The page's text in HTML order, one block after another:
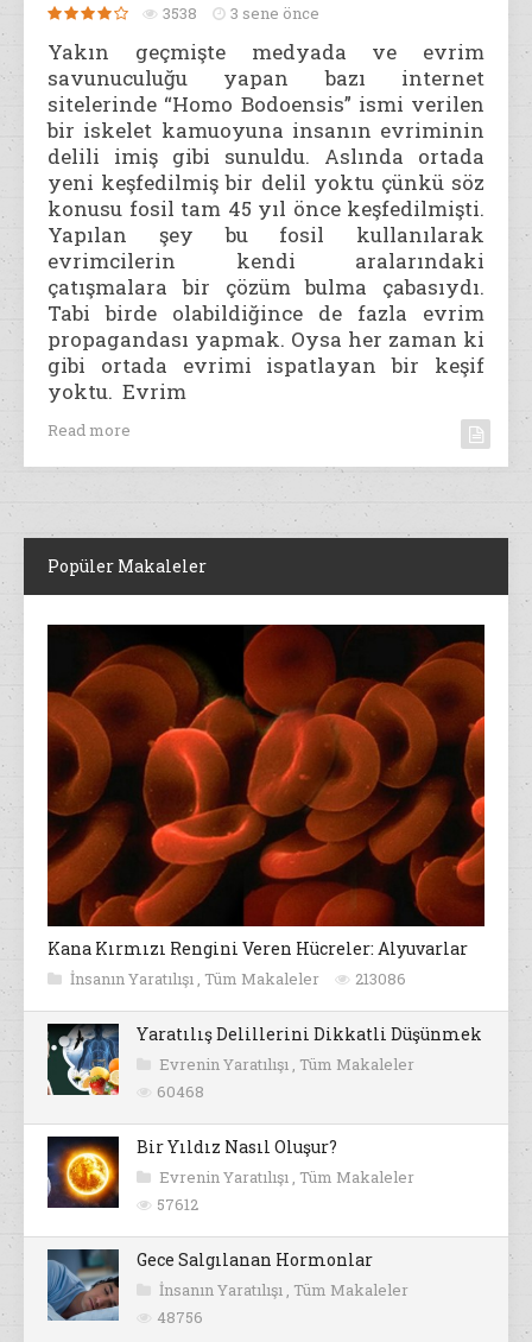
3538 3 sene önce
Yakın geçmişte medyada ve evrim
savunuculuğu yapan bazı internet
sitelerinde “Homo Bodoensis” ismi verilen
bir iskelet kamuoyuna insanın evriminin
delili imiş gibi sunuldu. Aslında ortada
yeni keşfedilmiş bir delil yoktu çünkü söz
konusu fosil tam 45 yıl önce keşfedilmişti.
Yapılan şey bu fosil kullanılarak
evrimcilerin kendi aralarındaki
çatışmalara bir çözüm bulma çabasıydı.
Tabi birde olabildiğince de fazla evrim
propagandası yapmak. Oysa her zaman ki
gibi ortada evrimi ispatlayan bir keşif
yoktu. Evrim
Read more
Popüler Makaleler
Kana Kırmızı Rengini Veren Hücreler: Alyuvarlar
İnsanın Yaratılışı , Tüm Makaleler 213086
Yaratılış Delillerini Dikkatli Düşünmek
Evrenin Yaratılışı , Tüm Makaleler
60468
Bir Yıldız Nasıl Oluşur?
Evrenin Yaratılışı , Tüm Makaleler
57612
Gece Salgılanan Hormonlar
İnsanın Yaratılışı , Tüm Makaleler
48756